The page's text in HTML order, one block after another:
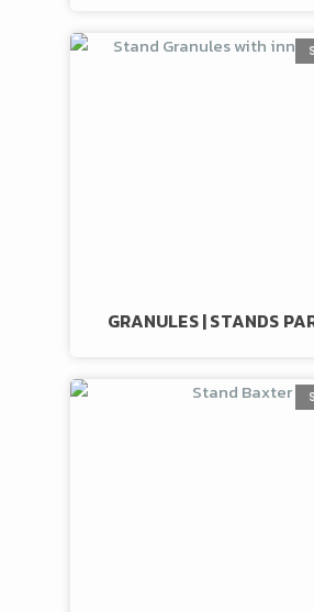
GRANULES | STANDS